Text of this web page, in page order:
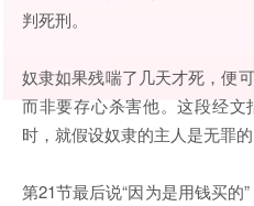
判死刑。
奴隶如果残喘了几天才死，便
而非要存心杀害他。这段经
时，就假设奴隶的主人是无罪的
第21节最后说“因为是用钱买的